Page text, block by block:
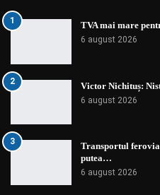
1 TVA mai mare
6 august 2026
2 Victor Nichituș:
6 august 2026
3
Transportul
putea…
6 august 2026